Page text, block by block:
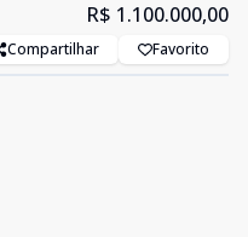
R$ 1.100.000,00
Compartilhar Favorito